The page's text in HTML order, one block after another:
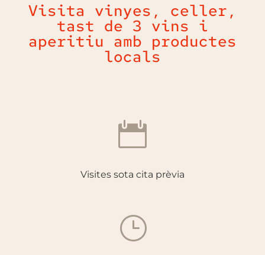
Visita vinyes, celler,
tast de 3 vins i
aperitiu amb productes
locals

Visites sota cita prèvia
}